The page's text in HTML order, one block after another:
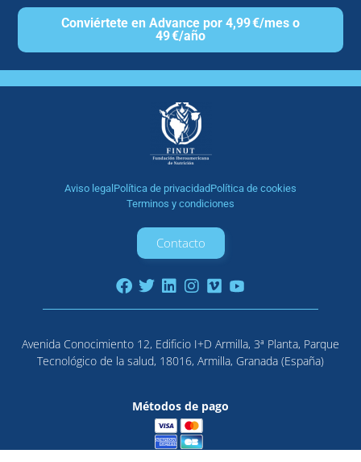
Conviértete en Advance por 4,99 €/mes o
49 €/año
Aviso legal Política de privacidadPolítica de cookies
Terminos y condiciones
Contacto
Avenida Conocimiento 12, Edificio I+D Armilla, 3ª Planta, Parque
Tecnológico de la salud, 18016, Armilla, Granada (España)
Métodos de pago